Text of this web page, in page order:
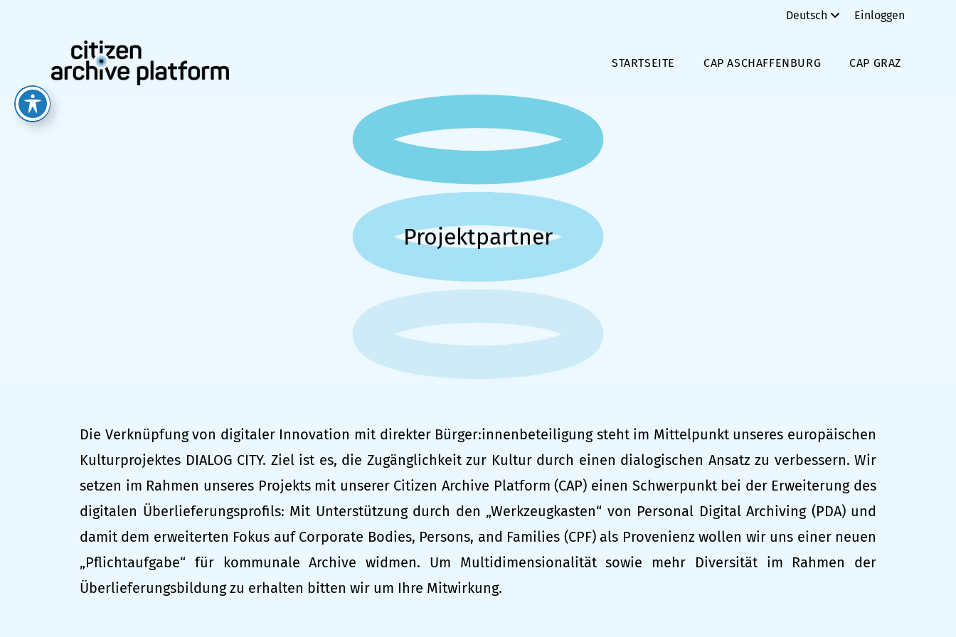
Deutsch Einloggen
STARTSEITE CAP ASCHAFFENBURG CAP GRAZ
Projektpartner
Die Verknüpfung von digitaler Innovation mit direkter Bürger:innenbeteiligung steht im Mittelpunkt unseres europäischen
Kulturprojektes DIALOG CITY. Ziel ist es, die Zugänglichkeit zur Kultur durch einen dialogischen Ansatz zu verbessern. Wir
setzen im Rahmen unseres Projekts mit unserer Citizen Archive Platform (CAP) einen Schwerpunkt bei der Erweiterung des
digitalen Überlieferungsprofils: Mit Unterstützung durch den „Werkzeugkasten“ von Personal Digital Archiving (PDA) und
damit dem erweiterten Fokus auf Corporate Bodies, Persons, and Families (CPF) als Provenienz wollen wir uns einer neuen
„Pflichtaufgabe“ für kommunale Archive widmen. Um Multidimensionalität sowie mehr Diversität im Rahmen der
Überlieferungsbildung zu erhalten bitten wir um Ihre Mitwirkung.